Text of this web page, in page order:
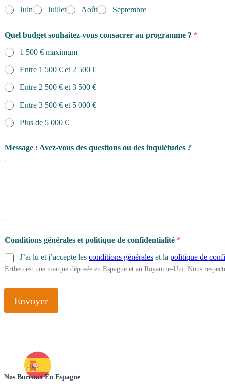
Juin
Juillet Août Septembre
Quel budget souhaitez-vous consacrer au programme ? *
1 500 € maximum
Entre 1 500 € et 2 500 €
Entre 2 500 € et 3 500 €
Entre 3 500 € et 5 000 €
Plus de 5 000 €
Message : Avez-vous des questions ou des inquiétudes ?
Conditions générales et politique de confidentialité *
J’ai lu et j’accepte les conditions générales et la politique de
Ertheo est une marque déposée en Espagne et au Royaume-Uni. Nous
Envoyer
Nos Bureaux En Espagne